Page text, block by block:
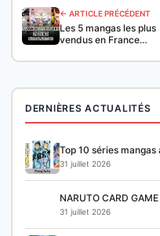
← ARTICLE PRÉCÉDENT
Les 5 mangas les plus
vendus en France…
DERNIÈRES ACTUALITÉS
Top 10 séries
31 juillet 2026
NARUTO CARD
31 juillet 2026